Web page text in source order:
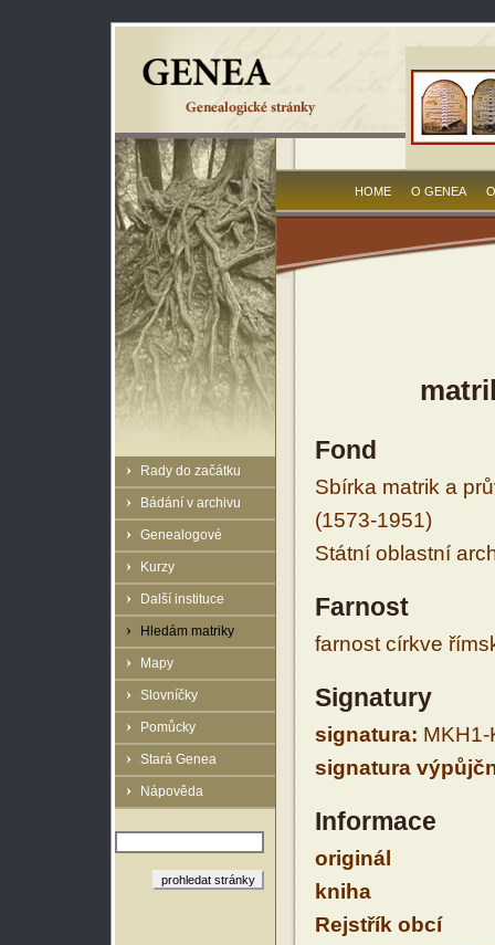
Rady do začátku
Bádání v archivu
Genealogové
Kurzy
Další instituce
Hledám matriky
Mapy
Slovníčky
Pomůcky
Stará Genea
Nápověda
HOME O GENEA
Fond
Sbírka matrik a
(1573-1951)
Státní oblastní
Farnost
farnost církve
Signatury
signatura: MKH1-
signatura
Informace
originál
kniha
Rejstřík obcí